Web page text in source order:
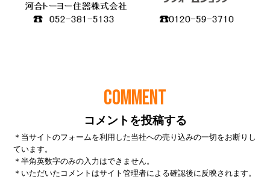
COMMENT
コメントを投稿する
＊当サイトのフォームを利用した当社への売り込みの一切をお断りし
ています。
＊半角英数字のみの入力はできません。
＊いただいたコメントはサイト管理者による確認後に反映されます。